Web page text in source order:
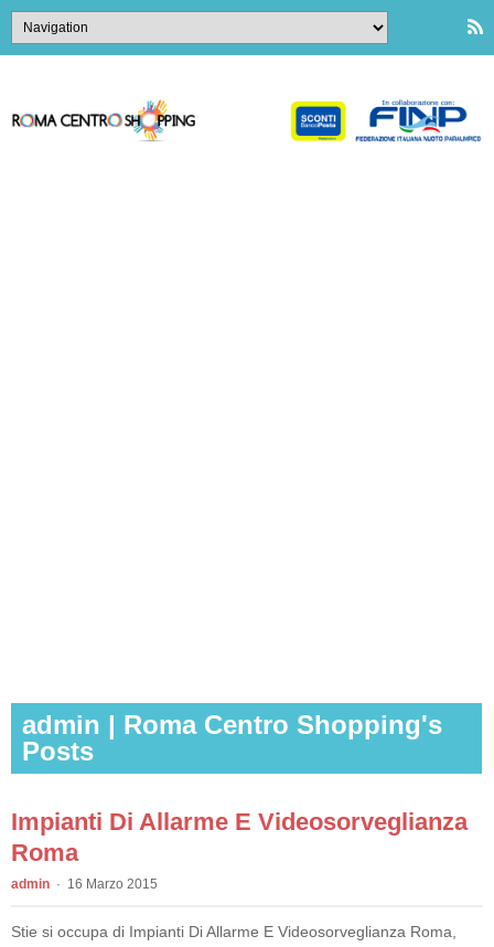
admin | Roma Centro Shopping's
Posts
Impianti Di Allarme E Videosorveglianza
Roma
admin 16 Marzo 2015
Stie si occupa di Impianti Di Allarme E Videosorveglianza Roma,